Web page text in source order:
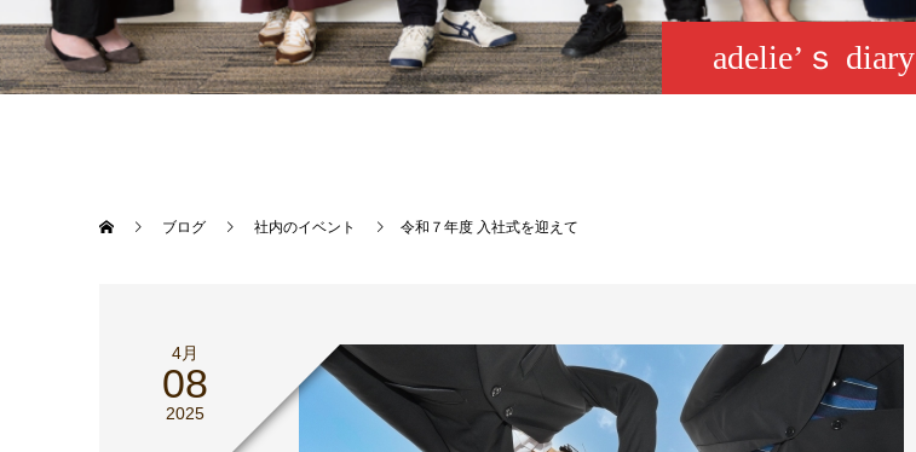
adelie’ｓ diary
ブログ 社内のイベント 令和７年度 入社式を迎えて
4月
08
2025